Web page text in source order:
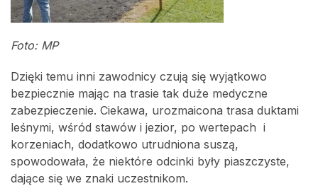
Foto: MP
Dzięki temu inni zawodnicy czują się wyjątkowo
bezpiecznie mając na trasie tak duże medyczne
zabezpieczenie. Ciekawa, urozmaicona trasa duktami
leśnymi, wśród stawów i jezior, po wertepach i
korzeniach, dodatkowo utrudniona suszą,
spowodowała, że niektóre odcinki były piaszczyste,
dające się we znaki uczestnikom.